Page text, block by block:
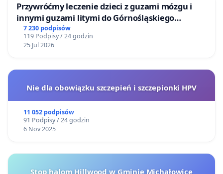
Przywróćmy leczenie dzieci z guzami mózgu i
innymi guzami litymi do Górnośląskiego
Centrum Zdrowia Dziecka w Katowicach
7 230 podpisów
119 Podpisy / 24 godzin
25 Jul 2026
Nie dla obowiązku szczepień i szczepionki HPV
11 052 podpisów
91 Podpisy / 24 godzin
6 Nov 2025
Stop halom Hillwood w Gminie Michałowice